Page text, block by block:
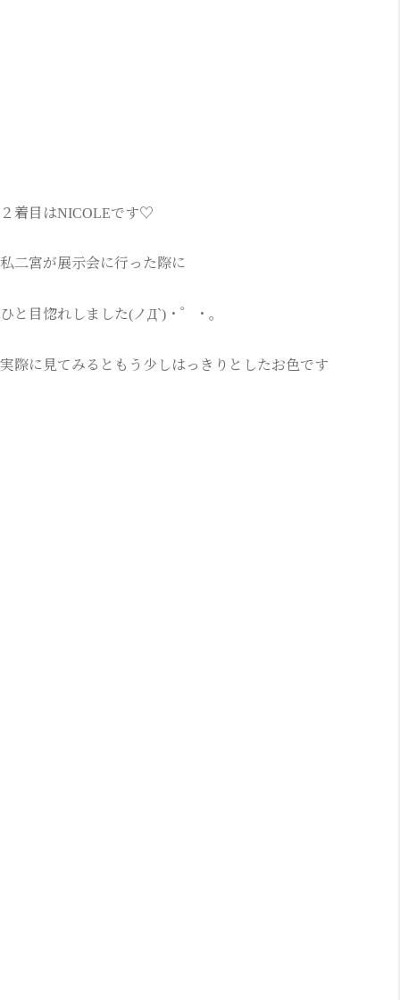
２着目はNICOLEです♡
私二宮が展示会に行った際に
ひと目惚れしました(ノД`)・゜・。
実際に見てみるともう少しはっきりとしたお色です